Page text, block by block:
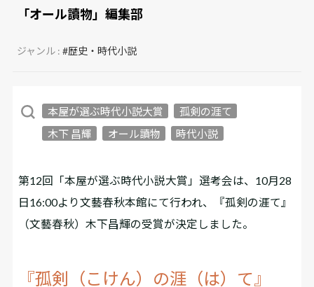
「オール讀物」編集部
ジャンル :#歴史・時代小説
本屋が選ぶ時代小説大賞
孤剣の涯て
木下 昌輝
オール讀物 時代小説
第12回「本屋が選ぶ時代小説大賞」選考会は、10月28
日16:00より文藝春秋本館にて行われ、『孤剣の涯て』
（文藝春秋）木下昌輝の受賞が決定しました。
『孤剣（こけん）の涯（は）て』